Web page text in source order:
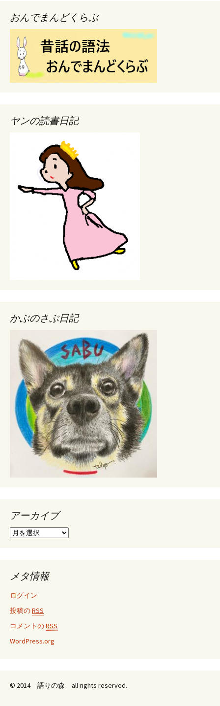
おんでまんどくらぶ
ヤンの読書日記
かぶのさぶ日記
アーカイブ
ア
ブ
メタ情報
ログイン
投稿のRSS
コメントのRSS
WordPress.org
© 2014 語りの森 all rights reserved.